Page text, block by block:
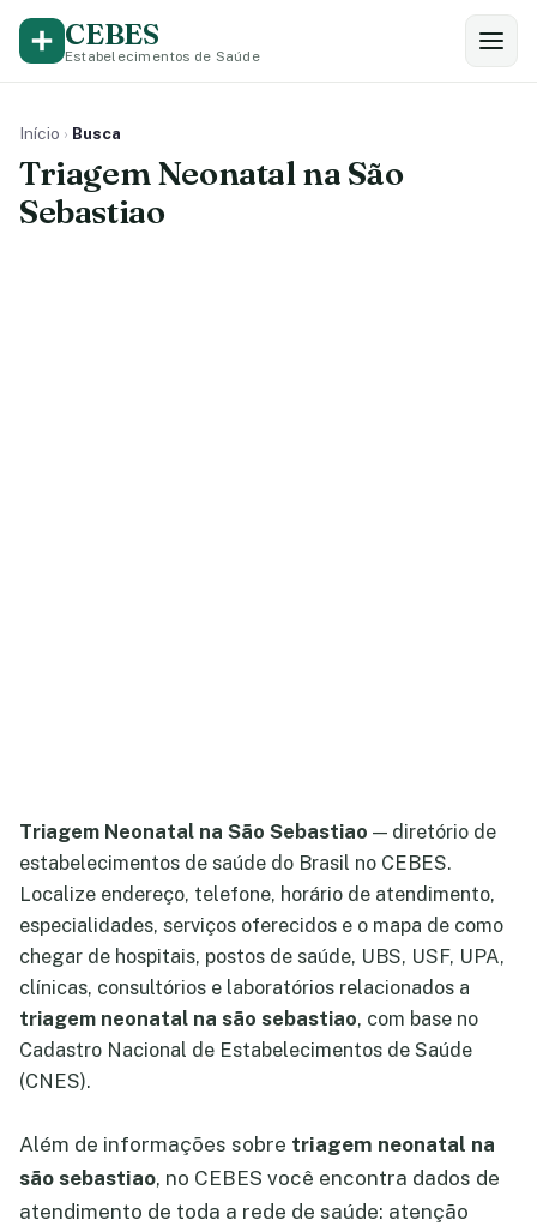
CEBES
Estabelecimentos de Saúde
Início › Busca
Triagem Neonatal na São
Sebastiao
Triagem Neonatal na São Sebastiao — diretório de
estabelecimentos de saúde do Brasil no CEBES.
Localize endereço, telefone, horário de atendimento,
especialidades, serviços oferecidos e o mapa de como
chegar de hospitais, postos de saúde, UBS, USF, UPA,
clínicas, consultórios e laboratórios relacionados a
triagem neonatal na são sebastiao, com base no
Cadastro Nacional de Estabelecimentos de Saúde
(CNES).
Além de informações sobre triagem neonatal na
são sebastiao, no CEBES você encontra dados de
atendimento de toda a rede de saúde: atenção